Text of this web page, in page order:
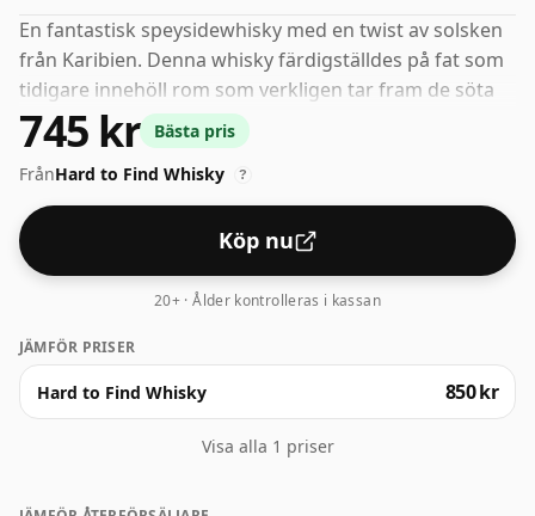
En fantastisk speysidewhisky med en twist av solsken
från Karibien. Denna whisky färdigställdes på fat som
tidigare innehöll rom som verkligen tar fram de söta
smakerna och aromerna i denna klassiska Speyside
whisky.
745 kr
Bästa pris
FrånHard to Find Whisky ?
Köp nu
20+ · Ålder kontrolleras i kassan
JÄMFÖR PRISER
Hard to Find Whisky 850 kr
Visa alla 1 priser